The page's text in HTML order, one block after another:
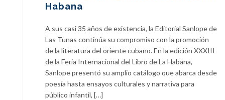
Habana
A sus casi 35 años de existencia, la Editorial Sanlope de
Las Tunas continúa su compromiso con la promoción
de la literatura del oriente cubano. En la edición XXXIII
de la Feria Internacional del Libro de La Habana,
Sanlope presentó su amplio catálogo que abarca desde
poesía hasta ensayos culturales y narrativa para
público infantil, […]